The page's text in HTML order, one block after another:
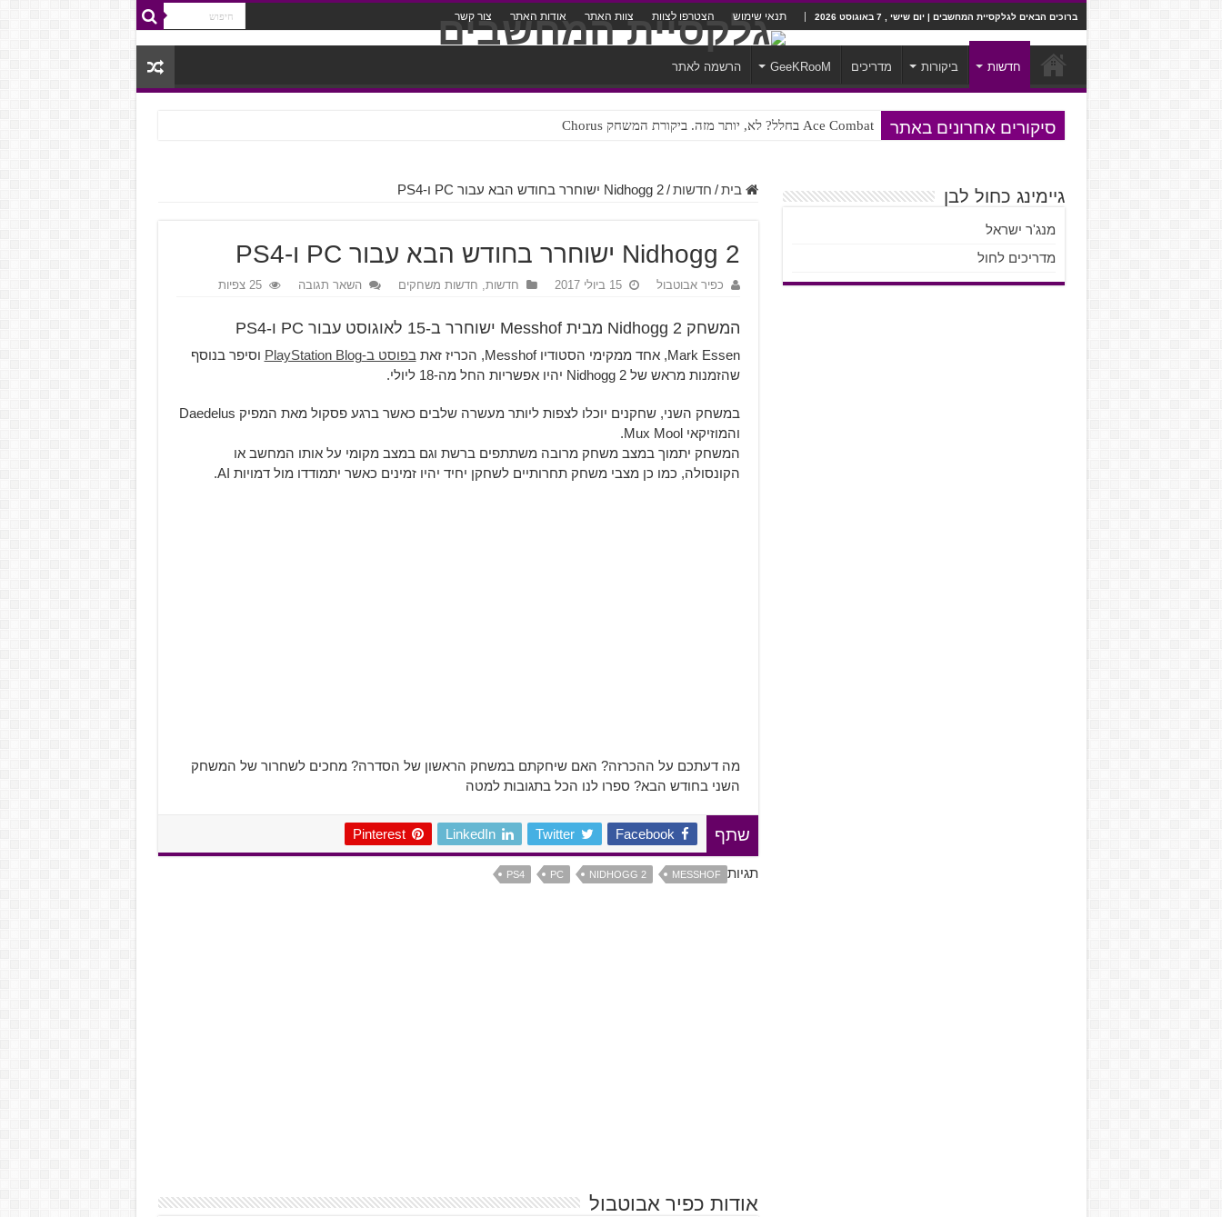
ברוכים הבאים לגלקסיית המחשבים | יום שישי , 7 באוגוסט 2026 תנאי שימוש הצטרפו לצוות צוות האתר אודות האתר צור קשר
חדשות ביקורות מדריכים GeeKRooM הרשמה לאתר
סיקורים אחרונים באתר Ace Combat בחלל? לא, יותר מזה. ביקורת המשחק Chorus
Steven Universe והשירים שתורגמו בצורה נוראית לעברית
בית / חדשות / Nidhogg 2 ישוחרר בחודש הבא עבור PC ו-PS4
Nidhogg 2 ישוחרר בחודש הבא עבור PC ו-PS4
כפיר אבוטבול 15 ביולי 2017 חדשות, חדשות משחקים השאר תגובה 25 צפיות
המשחק Nidhogg 2 מבית Messhof ישוחרר ב-15 לאוגוסט עבור PC ו-PS4
Mark Essen, אחד ממקימי הסטודיו Messhof, הכריז זאת בפוסט ב-PlayStation Blog
וסיפר בנוסף
שהזמנות מראש של Nidhogg 2 יהיו אפשריות החל מה-18 ליולי.
במשחק השני, שחקנים יוכלו לצפות ליותר מעשרה שלבים כאשר ברגע פסקול מאת המפיק Daedelus
והמוזיקאי Mux Mool.
המשחק יתמוך במצב משחק מרובה משתתפים ברשת וגם במצב מקומי על אותו המחשב או
הקונסולה, כמו כן מצבי משחק תחרותיים לשחקן יחיד יהיו זמינים כאשר יתמודדו מול דמויות AI.
מה דעתכם על ההכרזה? האם שיחקתם במשחק הראשון של הסדרה? מחכים לשחרור של המשחק
השני בחודש הבא? ספרו לנו הכל בתגובות למטה
שתף Facebook
Twitter
LinkedIn
Pinterest
תגיות MESSHOF
NIDHOGG 2
PC
PS4
אודות כפיר אבוטבול
גיימינג כחול לבן
מנג'ר ישראל
מדריכים לחול